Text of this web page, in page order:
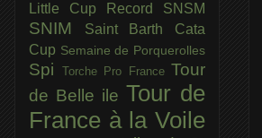
Little Cup Record SNSM
SNIM
Saint Barth Cata
Cup Semaine de Porquerolles
Spi Torche Pro France Tour
de Belle ile Tour de
France à la Voile